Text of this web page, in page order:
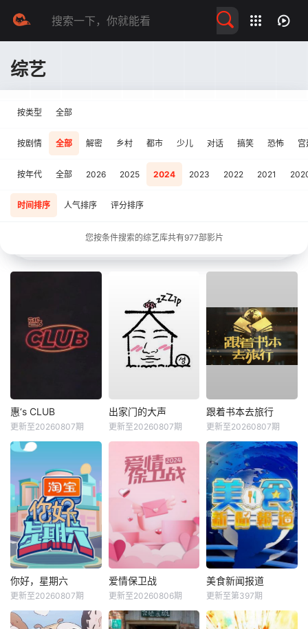
综艺
按类型 全部
按剧情 全部 解密 乡村 都市 少儿 对话 搞笑 恐怖 宫
按年代 全部 2026 2025 2024 2023 2022 2021
时间排序 人气排序 评分排序
您按条件搜索的综艺库共有977部影片
惠‘s CLUB
更新至20260807期
出家门的大声
更新至20260807期
跟着书本去旅行
更新至20260807期
你好，星期六
更新至20260807期
爱情保卫战
更新至20260806期
美食新闻报道
更新至第397期